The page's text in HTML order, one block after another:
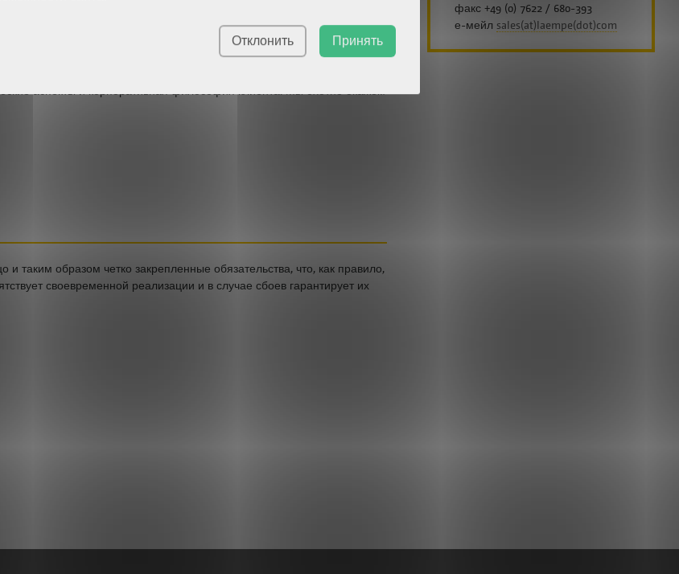
требований к Вашему производству. К ним относятся,
аспекты и корпоративная философия клиента. Мы охотно окажем
таким образом четко закрепленные обязательства, что, как правило,
своевременной реализации и в случае сбоев гарантирует их
факс +49 (0) 7622 / 680-393
е-мейл sales(at)laempe(dot)com
Отклонить Принять